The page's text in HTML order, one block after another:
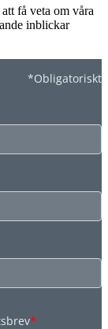
få veta om våra
inblickar
*Obligatoriskt
*